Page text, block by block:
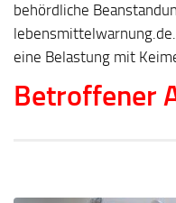
behördliche
eine Belastung mit
Betroffener